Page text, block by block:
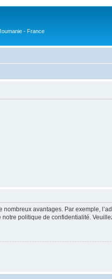
- France
avantages. Par exemple,
politique de confidentialité.